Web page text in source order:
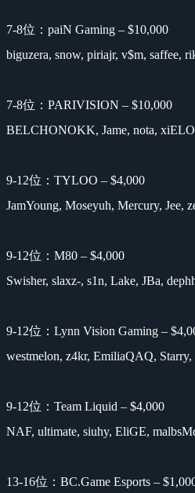
7-8位：paiN Gaming – $10,000
biguzera, snow, piriajr, v$m, saffee,
7-8位：PARIVISION – $10,000
BELCHONOKK, Jame, nota,
9-12位：TYLOO – $4,000
JamYoung, Moseyuh, Mercury, Jee,
9-12位：M80 – $4,000
Swisher, slaxz-, s1n, Lake, JBa,
9-12位：Lynn Vision Gaming –
westmelon, z4kr, EmiliaQAQ,
9-12位：Team Liquid – $4,000
NAF, ultimate, siuhy, EliGE,
13-16位：BC.Game Esports –